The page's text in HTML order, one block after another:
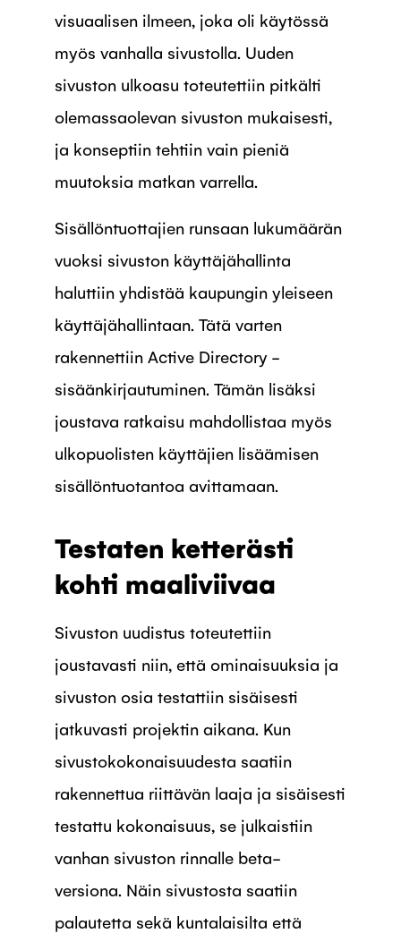
visuaalisen ilmeen, joka oli käytössä
myös vanhalla sivustolla. Uuden
sivuston ulkoasu toteutettiin pitkälti
olemassaolevan sivuston mukaisesti,
ja konseptiin tehtiin vain pieniä
muutoksia matkan varrella.
Sisällöntuottajien runsaan lukumäärän
vuoksi sivuston käyttäjähallinta
haluttiin yhdistää kaupungin yleiseen
käyttäjähallintaan. Tätä varten
rakennettiin Active Directory -
sisäänkirjautuminen. Tämän lisäksi
joustava ratkaisu mahdollistaa myös
ulkopuolisten käyttäjien lisäämisen
sisällöntuotantoa avittamaan.
Testaten ketterästi
kohti maaliviivaa
Sivuston uudistus toteutettiin
joustavasti niin, että ominaisuuksia ja
sivuston osia testattiin sisäisesti
jatkuvasti projektin aikana. Kun
sivustokokonaisuudesta saatiin
rakennettua riittävän laaja ja sisäisesti
testattu kokonaisuus, se julkaistiin
vanhan sivuston rinnalle beta-
versiona. Näin sivustosta saatiin
palautetta sekä kuntalaisilta että